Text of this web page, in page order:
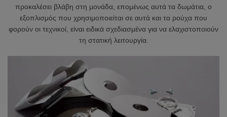
προκαλέσει βλάβη στη μονάδα, επομένως αυτά τα δωμάτια, ο
εξοπλισμός που χρησιμοποιείται σε αυτά και τα ρούχα που
φορούν οι τεχνικοί, είναι ειδικά σχεδιασμένα για να ελαχιστοποιούν
τη στατική λειτουργία.